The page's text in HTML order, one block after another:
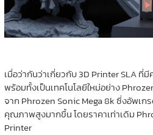
เมื่อว่ากันว่าเกี่ยวกับ 3D Printer SLA ที่
พร้อมทั้งเป็นเทคโนโลยีใหม่อย่าง
จาก Phrozen Sonic Mega 8k ซึ่งอัพเ
คุณภาพสูงมากขึ้น โดยราคาเท่าเดิม
Printer